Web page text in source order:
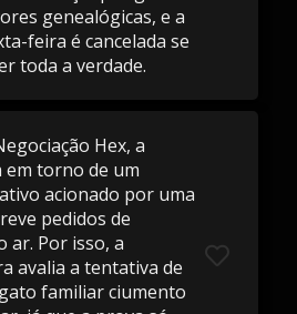
genealógicas, e a
feira é cancelada se
toda a verdade.
Hex, a
em torno de um
acionado por uma
pedidos de
ar. Por isso, a
avalia a tentativa de
familiar ciumento